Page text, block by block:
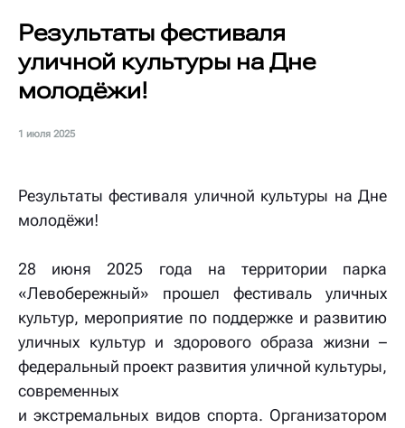
Результаты фестиваля
уличной культуры на Дне
молодёжи!
1 июля 2025
Результаты фестиваля уличной культуры на Дне
молодёжи!
28 июня 2025 года на территории парка
«Левобережный» прошел фестиваль уличных
культур, мероприятие по поддержке и развитию
уличных культур и здорового образа жизни –
федеральный проект развития уличной культуры,
современных
и экстремальных видов спорта. Организатором